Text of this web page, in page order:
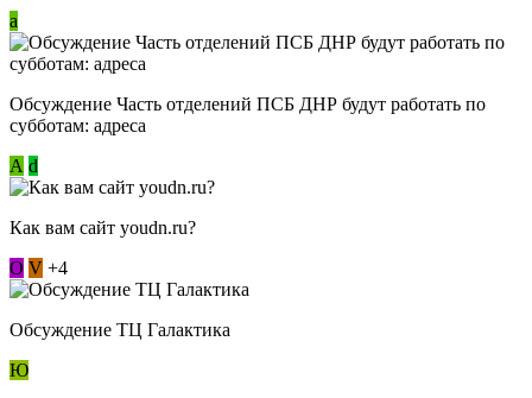
a
Обсуждение Часть отделений ПСБ ДНР будут работать по
субботам: адреса
А d
Как вам сайт youdn.ru?
О V +4
Обсуждение ТЦ Галактика
Ю